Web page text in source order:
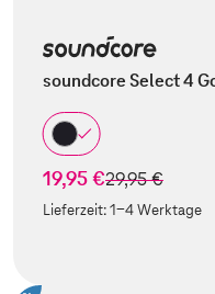
soundcore Select 4
19,95 €statt
29,95 €
Lieferzeit:1-4 Werktage